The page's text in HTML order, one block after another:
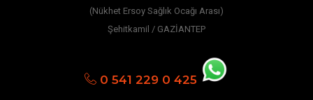
(Nükhet Ersoy Sağlık Ocağı Arası)
Şehitkamil / GAZİANTEP
0 541 229 0 425